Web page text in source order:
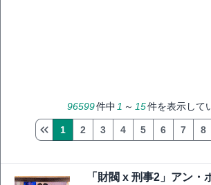
96599件中 1 ～ 15件を表示して
1 2 3 4 5 6 7 8
「財閥 x 刑事2」アン・